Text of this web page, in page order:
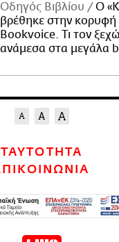
Οδηγός Βιβλίου
Ο
βρέθηκε στην κορυφή
Bookvoice. Τι τον
ανάμεσα στα μεγάλα
ΤΑΥΤΟΤΗΤΑ